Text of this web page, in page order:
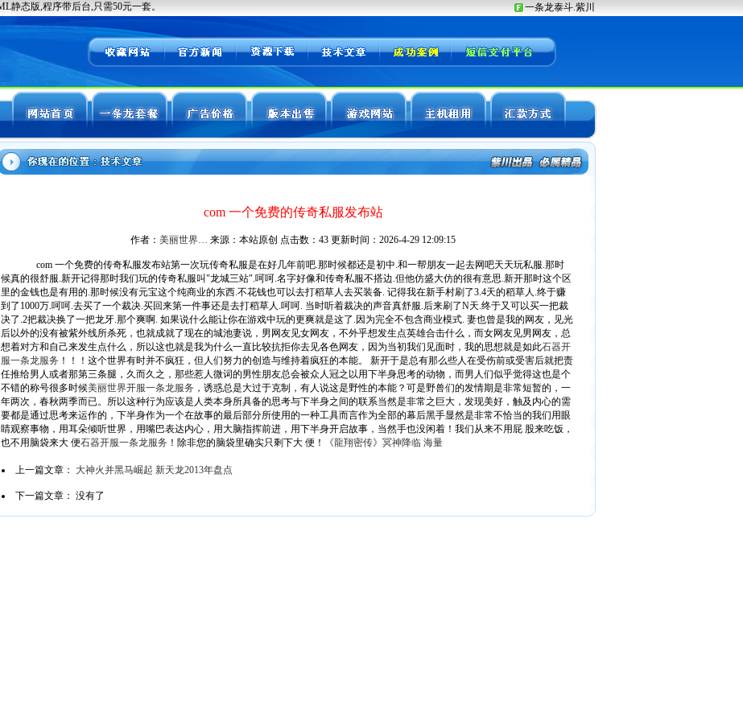
com 一个免费的传奇私服发布站
作者： 美丽世界… 来源：本站原创 点击数： 43 更新时间：2026-4-29 12:09:15
com 一个免费的传奇私服发布站第一次玩传奇私服是在好几年前吧.那时候都还是初中.和一帮朋友一起去网吧天天玩私服.那时
候真的很舒服.新开记得那时我们玩的传奇私服叫"龙城三站".呵呵.名字好像和传奇私服不搭边.但他仿盛大仿的很有意思.新开那时这个区
里的金钱也是有用的.那时候没有元宝这个纯商业的东西.不花钱也可以去打稻草人去买装备. 记得我在新手村刷了3.4天的稻草人.终于赚
到了1000万.呵呵.去买了一个裁决.买回来第一件事还是去打稻草人.呵呵. 当时听着裁决的声音真舒服.后来刷了N天.终于又可以买一把裁
决了.2把裁决换了一把龙牙.那个爽啊. 如果说什么能让你在游戏中玩的更爽就是这了.因为完全不包含商业模式. 妻也曾是我的网友，见光
后以外的没有被紫外线所杀死，也就成就了现在的城池妻说，男网友见女网友，不外乎想发生点英雄合击什么，而女网友见男网友，总
想着对方和自己来发生点什么，所以这也就是我为什么一直比较抗拒你去见各色网友，因为当初我们见面时，我的思想就是如此石器开
服一条龙服务 ！！！这个世界有时并不疯狂，但人们努力的创造与维持着疯狂的本能。 新开于是总有那么些人在受伤前或受害后就把责
任推给男人或者那第三条腿，久而久之，那些惹人微词的男性朋友总会被众人冠之以用下半身思考的动物，而男人们似乎觉得这也是个
不错的称号很多时候美丽世界开服一条龙服务 ，诱惑总是大过于克制，有人说这是野性的本能？可是野兽们的发情期是非常短暂的，一
年两次，春秋两季而已。所以这种行为应该是人类本身所具备的思考与下半身之间的联系当然是非常之巨大，发现美好，触及内心的需
要都是通过思考来运作的，下半身作为一个在故事的最后部分所使用的一种工具而言作为全部的幕后黑手显然是非常不恰当的我们用眼
睛观察事物，用耳朵倾听世界，用嘴巴表达内心，用大脑指挥前进，用下半身开启故事，当然手也没闲着！我们从来不用屁 股来吃饭，
也不用脑袋来大 便石器开服一条龙服务 ！除非您的脑袋里确实只剩下大 便！ 《龍翔密传》冥神降临 海量
上一篇文章： 大神火并黑马崛起 新天龙2013年盘点
下一篇文章： 没有了